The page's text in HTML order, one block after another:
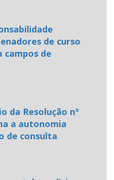
de curso
campos de
da Resolução nº
a autonomia
de consulta